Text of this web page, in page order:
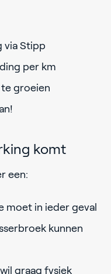
via Stipp
per km
groeien
komt
een:
moet in ieder geval
kunnen
graag fysiek